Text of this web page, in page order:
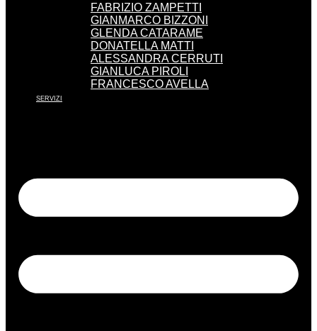
FABRIZIO ZAMPETTI
GIANMARCO BIZZONI
GLENDA CATARAME
DONATELLA MATTI
ALESSANDRA CERRUTI
GIANLUCA PIROLI
FRANCESCO AVELLA
SERVIZI